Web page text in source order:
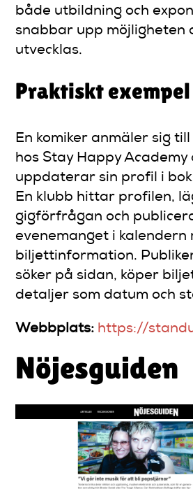
både utbildning och
snabbar upp möjligheten
utvecklas.
Praktiskt exempel
En komiker anmäler sig
hos Stay Happy Academy
uppdaterar sin profil i
En klubb hittar profilen,
gigförfrågan och
evenemanget i kalendern
biljettinformation.
söker på sidan, köper
detaljer som datum och
Webbplats: https://
Nöjesguiden